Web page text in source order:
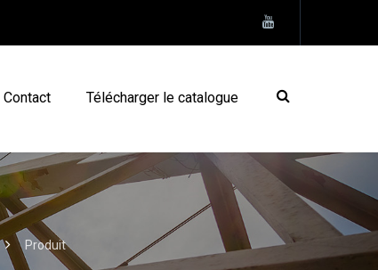
Contact Télécharger le catalogue
Produit